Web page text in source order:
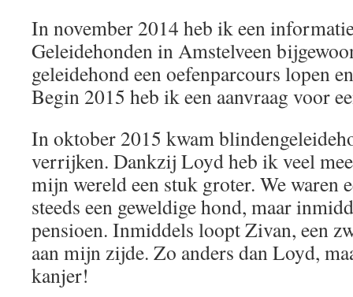
In november 2014 heb ik een
Geleidehonden in Amstelveen
geleidehond een oefenparcours lopen
Begin 2015 heb ik een aanvraag voor
In oktober 2015 kwam
verrijken. Dankzij Loyd heb ik veel
mijn wereld een stuk groter. We waren
steeds een geweldige hond, maar
pensioen. Inmiddels loopt Zivan, een
aan mijn zijde. Zo anders dan Loyd,
kanjer!